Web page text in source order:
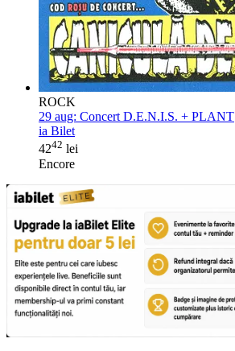
ROCK
29 aug: Concert D.E.N.I.S. + PLANT
ia Bilet
4242 lei
Encore